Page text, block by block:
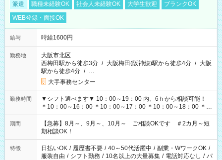
派遣 職種未経験OK 社会人未経験OK 大学生歓迎
ブランクOK
WEB登録・面接OK
給与 時給1600円
勤務地
大阪市北区
西梅田駅から徒歩3分 / 大阪梅田(阪神線)駅から徒歩4分 / 大阪
駅から徒歩4分 / …
大手事務センター
勤務時間
▼シフト選べます▼ 10：00～19：00 内、6ｈから相談可能！
＊10：00～16：00 ＊10：00～17：00 ＊10：00～18：00 ＊
11：00～19：00 ＊12：00～19：00 ＊13：00～19：00
期間
【急募】8月～、9月～、10月～ ご相談OKです ＃2カ月～短
期相談OK！
特徴 日払いOK / 履歴書不要 / 40～50代活躍中 / 副業・WワークOK /
服装自由 / シフト勤務 / 10名以上の大量募集 / 電話対応なし / パ